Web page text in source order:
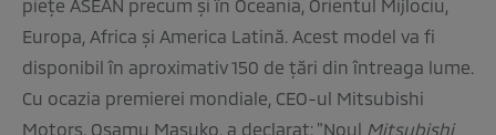
pieţe ASEAN precum şi în Oceania, Orientul Mijlociu,
Europa, Africa şi America Latină. Acest model va fi
disponibil în aproximativ 150 de ţări din întreaga lume.
Cu ocazia premierei mondiale, CEO-ul Mitsubishi
Motors, Osamu Masuko, a declarat: "Noul Mitsubishi